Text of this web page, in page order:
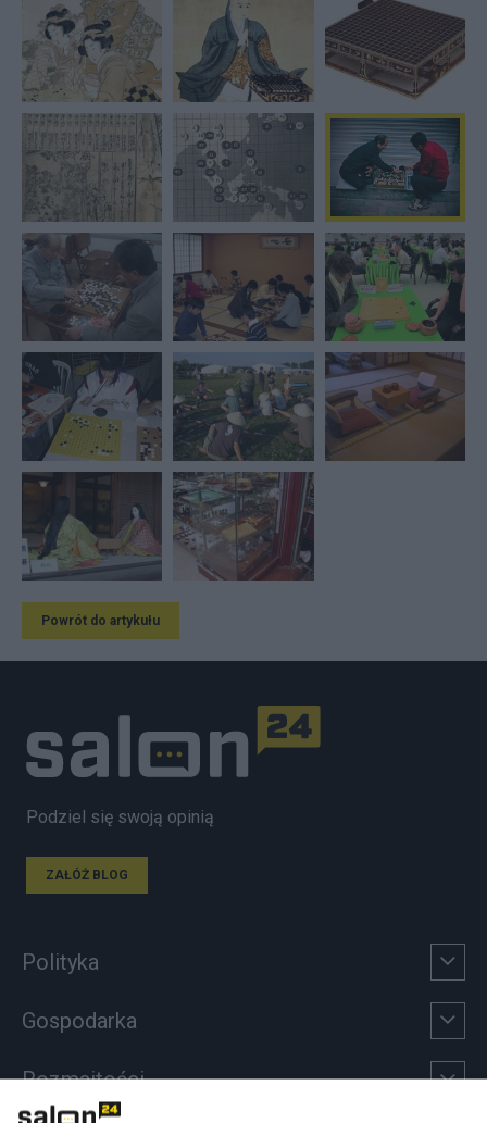
Powrót do artykułu
Podziel się swoją opinią
ZAŁÓŻ BLOG
Polityka
Gospodarka
Rozmaitości